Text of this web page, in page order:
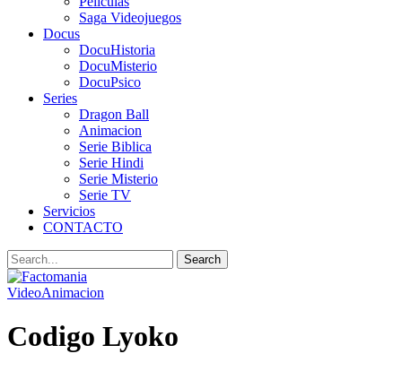
Saga Videojuegos
Docus
DocuHistoria
DocuMisterio
DocuPsico
Series
Dragon Ball
Animacion
Serie Biblica
Serie Hindi
Serie Misterio
Serie TV
Servicios
CONTACTO
VideoAnimacion
Codigo Lyoko